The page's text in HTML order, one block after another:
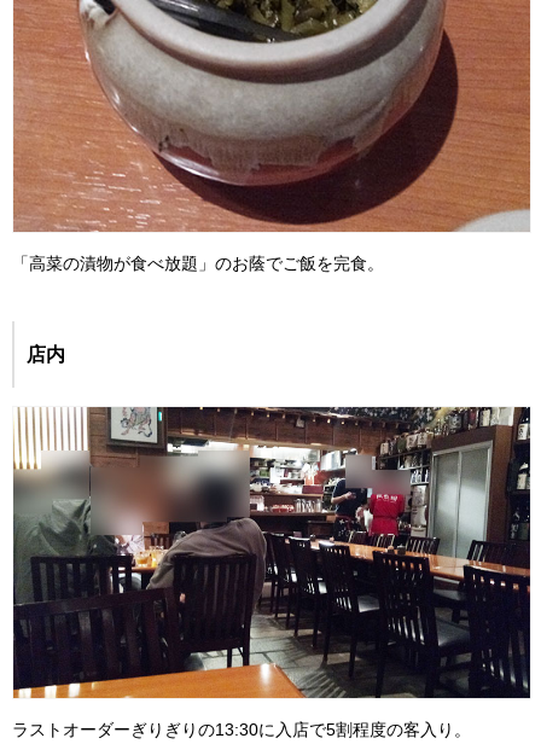
「高菜の漬物が食べ放題」のお蔭でご飯を完食。
店内
ラストオーダーぎりぎりの13:30に入店で5割程度の客入り。